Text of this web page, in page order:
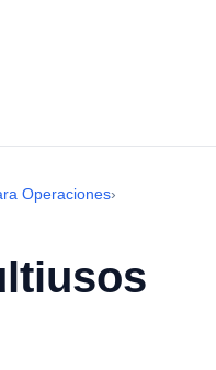
Operaciones›